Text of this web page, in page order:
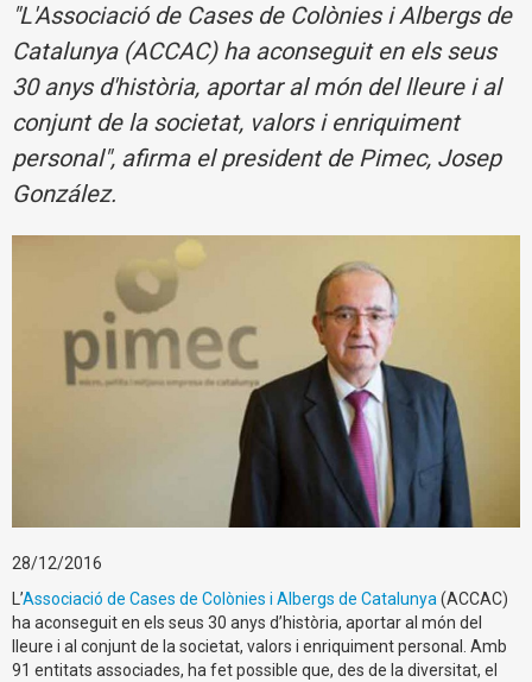
"L'Associació de Cases de Colònies i Albergs de
Catalunya (ACCAC) ha aconseguit en els seus
30 anys d'història, aportar al món del lleure i al
conjunt de la societat, valors i enriquiment
personal", afirma el president de Pimec, Josep
González.
28/12/2016
L’Associació de Cases de Colònies i Albergs de Catalunya (ACCAC)
ha aconseguit en els seus 30 anys d’història, aportar al món del
lleure i al conjunt de la societat, valors i enriquiment personal. Amb
91 entitats associades, ha fet possible que, des de la diversitat, el